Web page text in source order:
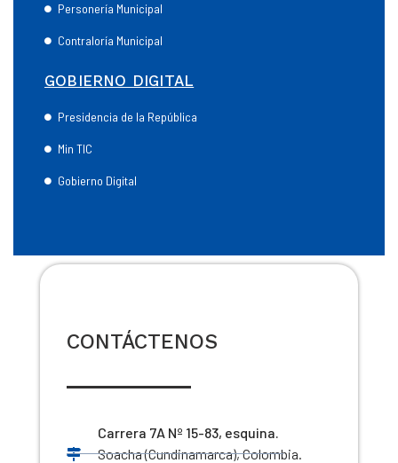
Personería Municipal
Contraloría Municipal
GOBIERNO DIGITAL
Presidencia de la República
Min TIC
Gobierno Digital
CONTÁCTENOS
Carrera 7A Nº 15-83, esquina.
Soacha (Cundinamarca), Colombia.